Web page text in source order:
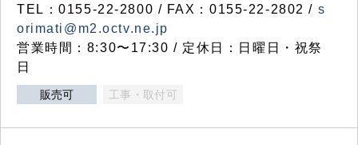
TEL：0155-22-2800 / FAX：0155-22-2802 / s
orimati@m2.octv.ne.jp
営業時間：8:30〜17:30 / 定休日：日曜日・祝祭
日
販売可 工事・取付可